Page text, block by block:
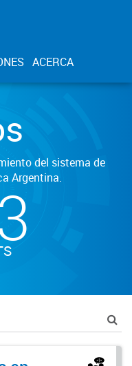
ACERCA
del sistema de
Argentina.